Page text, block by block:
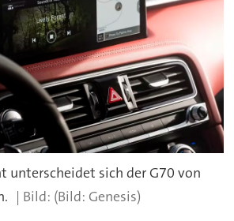
unterscheidet sich der G70 von
(Bild: Genesis)